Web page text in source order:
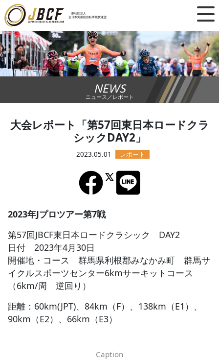
一般社団法人
全日本実業団自転車競技連盟
×
ニュース
レース日程
ランキング
チーム・選手
競技ガイド
加盟・登録
エントリー
JBCF ROAD SERIESとは
NEWS
ニュース／レポート
大会レポート「第57回東日本ロードクラ
シックDAY2」
2023.05.01
2023年Jプロツアー第7戦
第57回JBCF東日本ロードクラシック DAY2
日付 2023年4月30日
開催地・コース 群馬県利根郡みなかみ町 群馬サ
イクルスポーツセンター6kmサーキットコース
（6km/周 逆回り）
距離：60km(JPT)、84km（F）、138km（E1）、
90km（E2）、66km（E3）
Caption